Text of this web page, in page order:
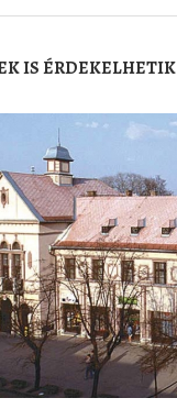
IS ÉRDEKELHETIK